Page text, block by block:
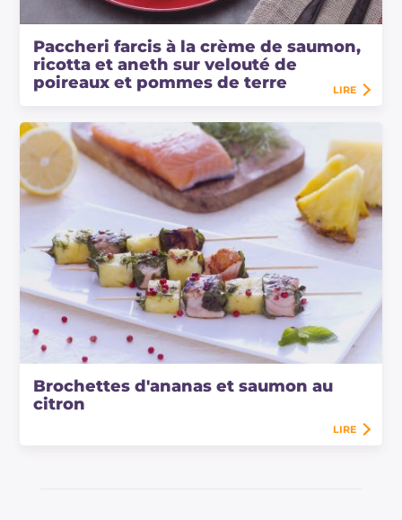
Paccheri farcis à la crème de saumon,
ricotta et aneth sur velouté de
poireaux et pommes de terre
LIRE
Brochettes d'ananas et saumon au
citron
LIRE